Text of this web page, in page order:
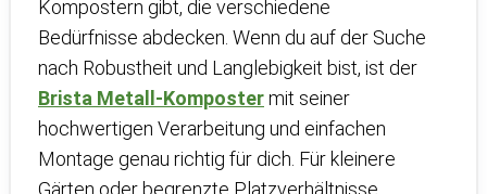
Kompostern gibt, die verschiedene
Bedürfnisse abdecken. Wenn du auf der Suche
nach Robustheit und Langlebigkeit bist, ist der
Brista Metall-Kompostermit seiner
hochwertigen Verarbeitung und einfachen
Montage genau richtig für dich. Für kleinere
Gärten oder begrenzte Platzverhältnisse